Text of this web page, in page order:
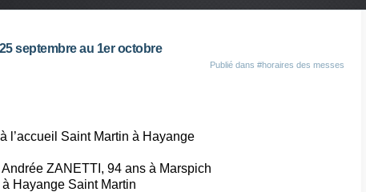
septembre au 1er octobre
Publié dans #horaires des messes
l’accueil Saint Martin à Hayange
ZANETTI, 94 ans à Marspich
Hayange Saint Martin